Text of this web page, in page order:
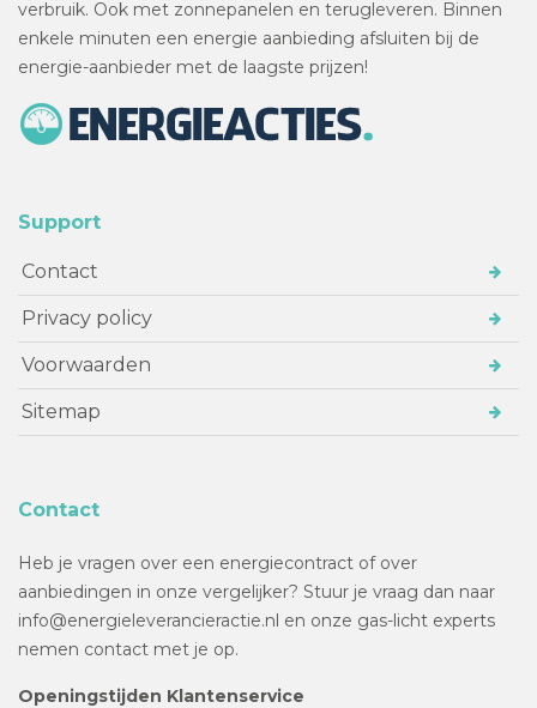
verbruik. Ook met zonnepanelen en terugleveren. Binnen
enkele minuten een energie aanbieding afsluiten bij de
energie-aanbieder met de laagste prijzen!
Support
Contact
Privacy policy
Voorwaarden
Sitemap
Contact
Heb je vragen over een energiecontract of over
aanbiedingen in onze vergelijker? Stuur je vraag dan naar
info@energieleverancieractie.nl en onze gas-licht experts
nemen contact met je op.
Openingstijden Klantenservice